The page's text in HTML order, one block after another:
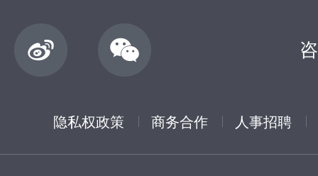
隐私权政策 商务合作 人事招聘